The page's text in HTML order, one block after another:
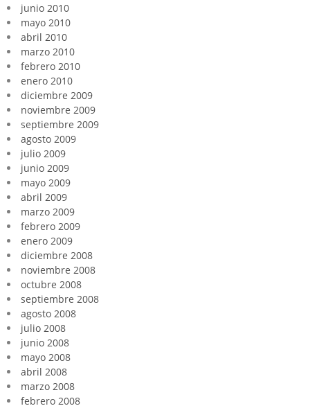
junio 2010
mayo 2010
abril 2010
marzo 2010
febrero 2010
enero 2010
diciembre 2009
noviembre 2009
septiembre 2009
agosto 2009
julio 2009
junio 2009
mayo 2009
abril 2009
marzo 2009
febrero 2009
enero 2009
diciembre 2008
noviembre 2008
octubre 2008
septiembre 2008
agosto 2008
julio 2008
junio 2008
mayo 2008
abril 2008
marzo 2008
febrero 2008